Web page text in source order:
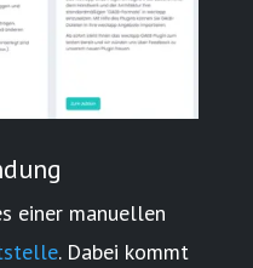
einer manuellen
. Dabei kommt